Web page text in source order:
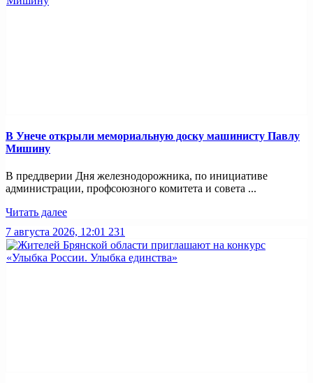
В Унече открыли мемориальную доску машинисту Павлу
Мишину
В преддверии Дня железнодорожника, по инициативе
администрации, профсоюзного комитета и совета ...
Читать далее
7 августа 2026, 12:01 231